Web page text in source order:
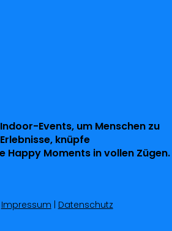
Events, um Menschen zu
knüpfe
Happy Moments in vollen Zügen.
Impressum Datenschutz